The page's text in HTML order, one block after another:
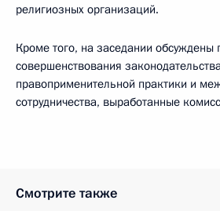
религиозных организаций.
Кроме того, на заседании
совершенствования
правоприменительной практики и
сотрудничества, выработанные
Смотрите также